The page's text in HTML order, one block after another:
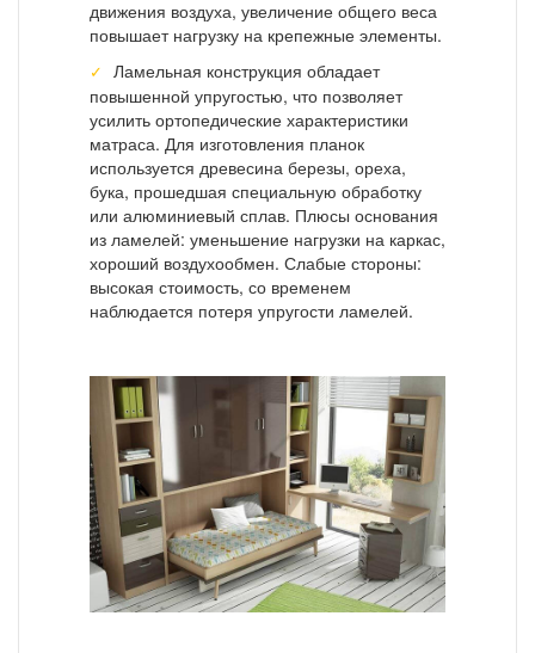
движения воздуха, увеличение общего веса
повышает нагрузку на крепежные элементы.
Ламельная конструкция обладает
повышенной упругостью, что позволяет
усилить ортопедические характеристики
матраса. Для изготовления планок
используется древесина березы, ореха,
бука, прошедшая специальную обработку
или алюминиевый сплав. Плюсы основания
из ламелей: уменьшение нагрузки на каркас,
хороший воздухообмен. Слабые стороны:
высокая стоимость, со временем
наблюдается потеря упругости ламелей.